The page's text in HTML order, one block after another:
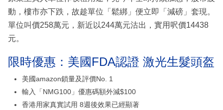
動，樓市亦下跌，故趁單位「鬆綁」便立即「減磅」套現。
單位叫價258萬元，新近以244萬元沽出，實用呎價14438
元。
限時優惠：美國FDA認證 激光生髮頭盔
美國amazon鎖量及評價No. 1
輸入「NMG100」優惠碼額外減$100
香港用家真實試用 8週後效果已經顯著